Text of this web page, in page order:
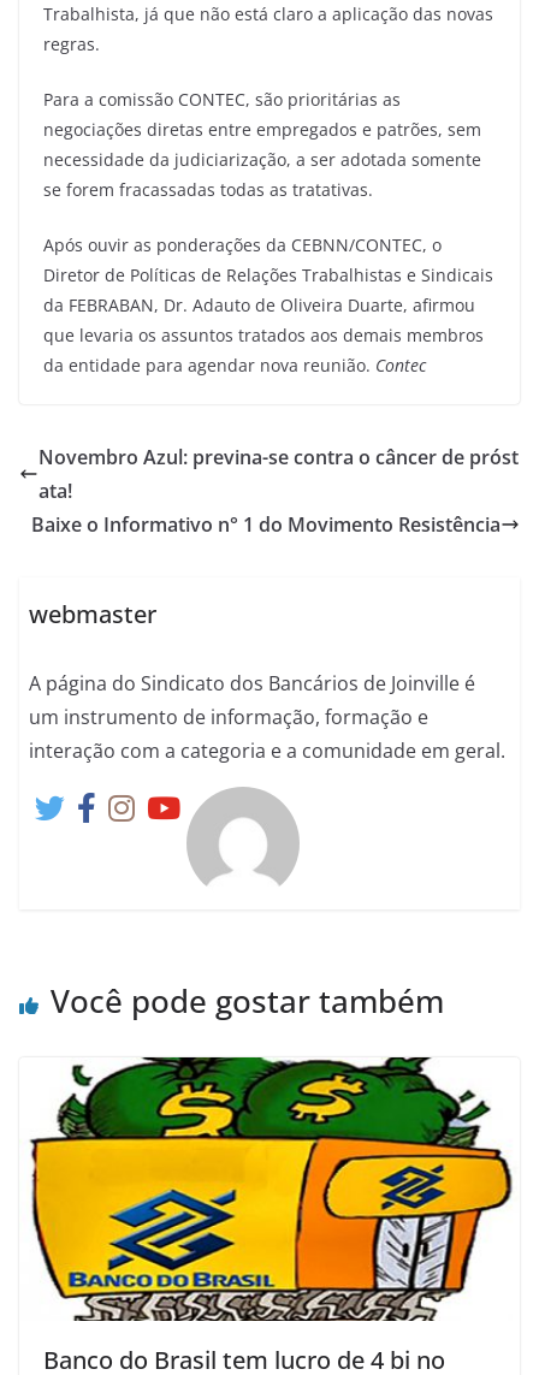
Trabalhista, já que não está claro a aplicação das novas
regras.
Para a comissão CONTEC, são prioritárias as
negociações diretas entre empregados e patrões, sem
necessidade da judiciarização, a ser adotada somente
se forem fracassadas todas as tratativas.
Após ouvir as ponderações da CEBNN/CONTEC, o
Diretor de Políticas de Relações Trabalhistas e Sindicais
da FEBRABAN, Dr. Adauto de Oliveira Duarte, afirmou
que levaria os assuntos tratados aos demais membros
da entidade para agendar nova reunião. Contec
Novembro Azul: previna-se contra o câncer de próst
ata!
Baixe o Informativo n° 1 do Movimento Resistência
webmaster
A página do Sindicato dos Bancários de Joinville é
um instrumento de informação, formação e
interação com a categoria e a comunidade em geral.
Você pode gostar também
Banco do Brasil tem lucro de 4 bi no